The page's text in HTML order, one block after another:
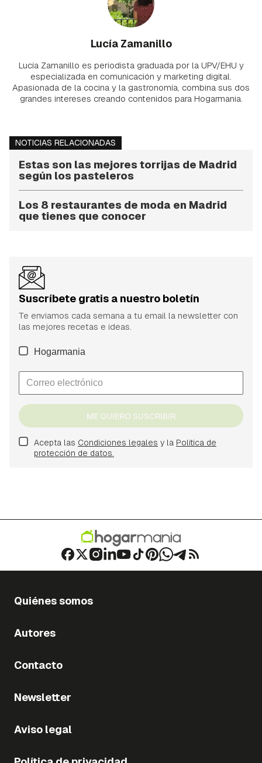
Lucía Zamanillo
Lucía Zamanillo es periodista graduada por la UPV/EHU y
especializada en comunicación y marketing digital.
Apasionada de la cocina y la gastronomía, combina sus dos
grandes intereses creando contenidos para Hogarmania.
NOTICIAS RELACIONADAS
Estas son las mejores torrijas de Madrid
según los pasteleros
Los 8 restaurantes de moda en Madrid
que tienes que conocer
Suscríbete gratis a nuestro boletín
Te enviamos cada semana a tu email la newsletter con
las mejores recetas e ideas.
Hogarmania
ME QUIERO SUSCRIBIR
Acepta las Condiciones legales y la Política de
protección de datos.
Quiénes somos
Autores
Contacto
Newsletter
Aviso legal